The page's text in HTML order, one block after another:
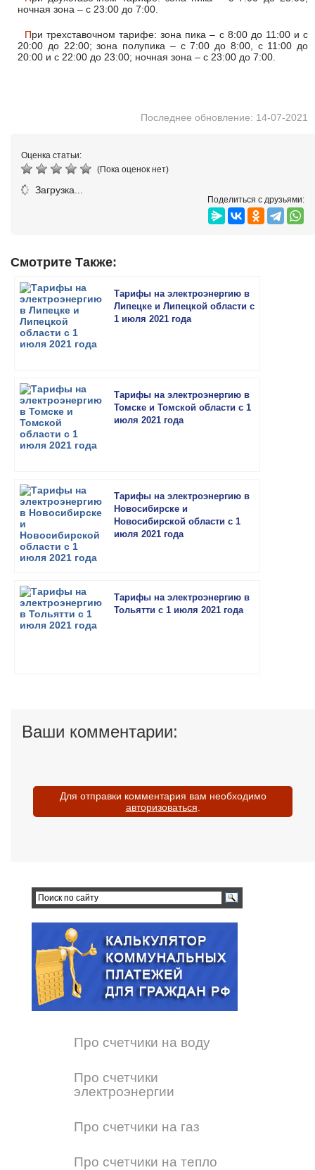
ночная зона – с 23:00 до 7:00.
При трехставочном тарифе: зона пика – с 8:00 до 11:00 и с
20:00 до 22:00; зона полупика – с 7:00 до 8:00, с 11:00 до
20:00 и с 22:00 до 23:00; ночная зона – с 23:00 до 7:00.
Последнее обновление: 14-07-2021
Оценка статьи:
(Пока оценок нет)
Загрузка...
Поделиться с друзьями:
Смотрите Также:
Тарифы на электроэнергию в
Липецке и Липецкой области с
1 июля 2021 года
Тарифы на электроэнергию в
Томске и Томской области с 1
июля 2021 года
Тарифы на электроэнергию в
Новосибирске и
Новосибирской области с 1
июля 2021 года
Тарифы на электроэнергию в
Тольятти с 1 июля 2021 года
Ваши комментарии:
Для отправки комментария вам необходимо
авторизоваться
Про счетчики на воду
Про счетчики
электроэнергии
Про счетчики на газ
Про счетчики на тепло